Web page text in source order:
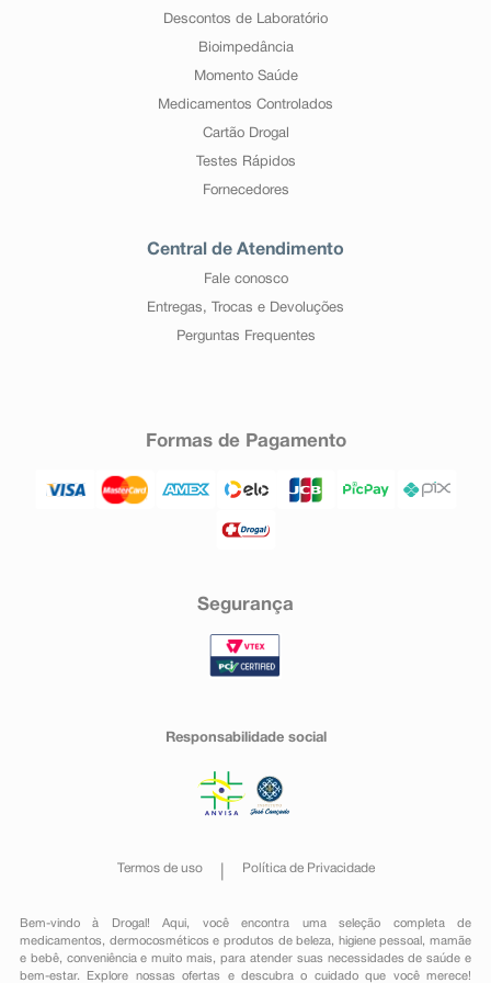
Descontos de Laboratório
Bioimpedância
Momento Saúde
Medicamentos Controlados
Cartão Drogal
Testes Rápidos
Fornecedores
Central de Atendimento
Fale conosco
Entregas, Trocas e Devoluções
Perguntas Frequentes
Formas de Pagamento
Segurança
Responsabilidade social
Termos de uso Política de Privacidade
Bem-vindo à Drogal! Aqui, você encontra uma seleção completa de
medicamentos , dermocosméticos e produtos de beleza, higiene pessoal ,mamãe
e bebê, conveniênciae muito mais, para atender suas necessidades de saúde e
bem-estar. Explore nossas ofertas e descubra o cuidado que você merece!